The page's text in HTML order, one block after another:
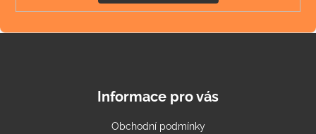
Informace pro vás
Obchodní podmínky